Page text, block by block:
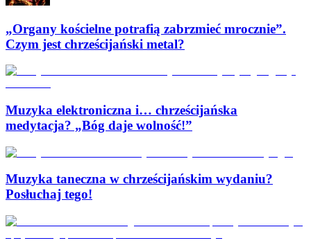
„Organy kościelne potrafią zabrzmieć mrocznie”.
Czym jest chrześcijański metal?
Muzyka elektroniczna i… chrześcijańska
medytacja? „Bóg daje wolność!”
Muzyka taneczna w chrześcijańskim wydaniu?
Posłuchaj tego!